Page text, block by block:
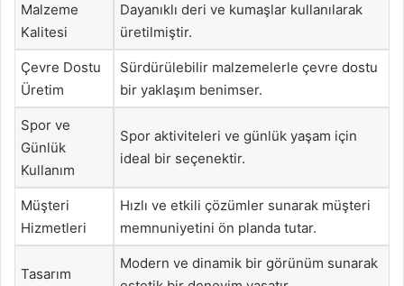
Malzeme
Kalitesi
Dayanıklı deri ve kumaşlar kullanılarak
üretilmiştir.
Çevre Dostu
Üretim
Sürdürülebilir malzemelerle çevre dostu
bir yaklaşım benimser.
Spor ve
Günlük
Kullanım
Spor aktiviteleri ve günlük yaşam için
ideal bir seçenektir.
Müşteri
Hizmetleri
Hızlı ve etkili çözümler sunarak müşteri
memnuniyetini ön planda tutar.
Tasarım
Modern ve dinamik bir görünüm sunarak